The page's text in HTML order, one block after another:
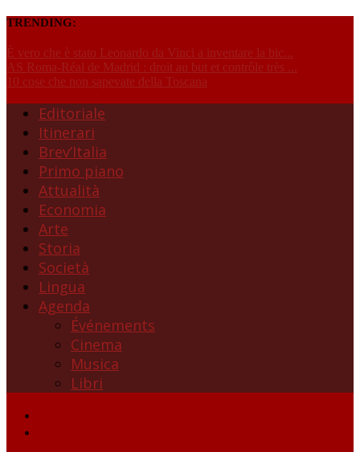
TRENDING:
È vero che è stato Leonardo da Vinci a inventare la bic...
AS Roma-Réal de Madrid : droit au but et contrôle très ...
10 cose che non sapevate della Toscana
Editoriale
Itinerari
Brev’Italia
Primo piano
Attualità
Economia
Arte
Storia
Società
Lingua
Agenda
Événements
Cinema
Musica
Libri